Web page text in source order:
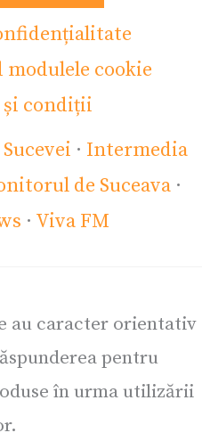
cookie
și condiții
· Intermedia
de Suceava ·
· Viva FM
au caracter orientativ
pentru
în urma utilizării